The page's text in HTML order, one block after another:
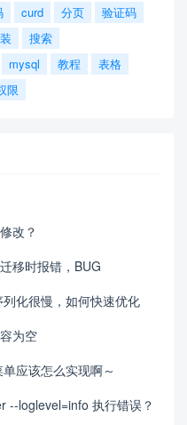
curd 分页
验证码
搜索
mysql 教程
表格
限
改？
移时报错，BUG
化很慢，如何快速优化
为空
应该怎么实现啊～
--loglevel=info 执行错误？